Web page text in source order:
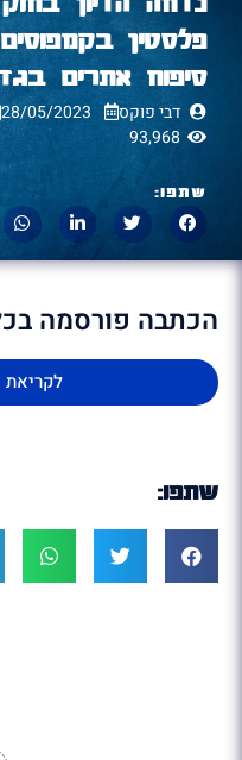
פלסטין
סיפוח אתרים
דבי פוקס 28/05/2023
93,968
שתפו:
הכתבה פורסמה
שתפו: